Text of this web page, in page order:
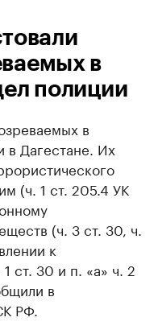
в
полиции
в
в Дагестане. Их
(ч. 1 ст. 205.4 УК
(ч. 3 ст. 30, ч.
к
ст. 30 и п. «а» ч. 2
в
РФ.